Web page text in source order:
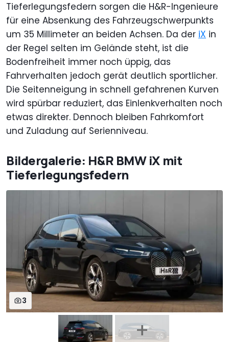
Tieferlegungsfedern sorgen die H&R-Ingenieure
für eine Absenkung des Fahrzeugschwerpunkts
um 35 Millimeter an beiden Achsen. Da der iX in
der Regel selten im Gelände steht, ist die
Bodenfreiheit immer noch üppig, das
Fahrverhalten jedoch gerät deutlich sportlicher.
Die Seitenneigung in schnell gefahrenen Kurven
wird spürbar reduziert, das Einlenkverhalten noch
etwas direkter. Dennoch bleiben Fahrkomfort
und Zuladung auf Serienniveau.
Bildergalerie: H&R BMW iX mit
Tieferlegungsfedern
3